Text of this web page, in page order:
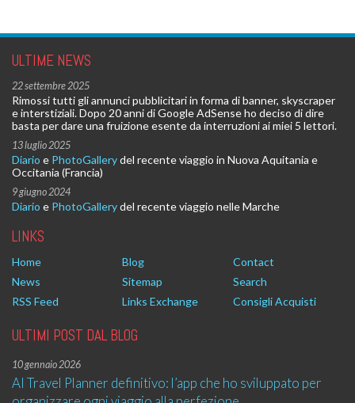
ULTIME NEWS
22 settembre 2025
Rimossi tutti gli annunci pubblicitari in forma di banner, skyscraper
e interstiziali. Dopo 20 anni di Google AdSense ho deciso di dire
basta per dare una fruizione esente da interruzioni ai miei 5 lettori.
13 luglio 2025
Diario e PhotoGallerydel recente viaggio in Nuova Aquitania e
Occitania (Francia)
9 giugno 2024
Diario e PhotoGallerydel recente viaggio nelle Marche
LINKS
Home Blog
Contact
News
Sitemap
Search
RSS Feed
Links Exchange Consigli Acquisti
ULTIMI POST DAL BLOG
10 gennaio 2026
AI Travel Planner definitivo: l’app che ho sviluppato per